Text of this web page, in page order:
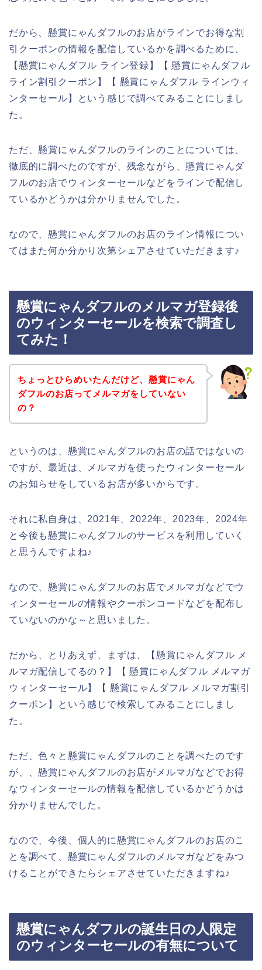
だから、懸賞にゃんダフルのお店がラインでお得な割
引クーポンの情報を配信しているかを調べるために、
【懸賞にゃんダフル ライン登録】【 懸賞にゃんダフル
ライン割引クーポン】【 懸賞にゃんダフル ラインウィ
ンターセール】という感じで調べてみることにしまし
た。
ただ、懸賞にゃんダフルのラインのことについては、
徹底的に調べたのですが、残念ながら、懸賞にゃんダ
フルのお店でウィンターセールなどをラインで配信し
ているかどうかは分かりませんでした。
なので、懸賞にゃんダフルのお店のライン情報につい
てはまた何か分かり次第シェアさせていただきます♪
懸賞にゃんダフルのメルマガ登録後
のウィンターセールを検索で調査し
てみた！
ちょっとひらめいたんだけど、懸賞にゃん
ダフルのお店ってメルマガをしていない
の？
というのは、懸賞にゃんダフルのお店の話ではないの
ですが、最近は、メルマガを使ったウィンターセール
のお知らせをしているお店が多いからです。
それに私自身は、2021年、2022年、2023年、2024年
と今後も懸賞にゃんダフルのサービスを利用していく
と思うんですよね♪
なので、懸賞にゃんダフルのお店でメルマガなどでウ
ィンターセールの情報やクーポンコードなどを配布し
ていないのかな～と思いました。
だから、とりあえず、まずは、【懸賞にゃんダフル メ
ルマガ配信してるの？】【 懸賞にゃんダフル メルマガ
ウィンターセール】【 懸賞にゃんダフル メルマガ割引
クーポン】という感じで検索してみることにしまし
た。
ただ、色々と懸賞にゃんダフルのことを調べたのです
が、、懸賞にゃんダフルのお店がメルマガなどでお得
なウィンターセールの情報を配信しているかどうかは
分かりませんでした。
なので、今後、個人的に懸賞にゃんダフルのお店のこ
とを調べて、懸賞にゃんダフルのメルマガなどをみつ
けることができたらシェアさせていただきますね♪
懸賞にゃんダフルの誕生日の人限定
のウィンターセールの有無について